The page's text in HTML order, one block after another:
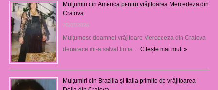
Mulţumiri din America pentru vrăjitoarea Mercedeza din
Craiova
25/07/2026
Mulţumesc doamnei vrăjitoare Mercedeza din Craiova
deoarece mi-a salvat firma … Citește mai mult »
Mulţumiri din Brazilia și Italia primite de vrăjitoarea